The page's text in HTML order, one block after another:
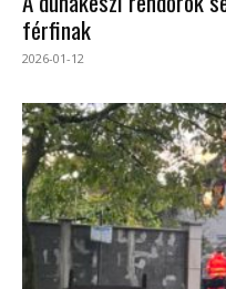
férfinak
2026-01-12